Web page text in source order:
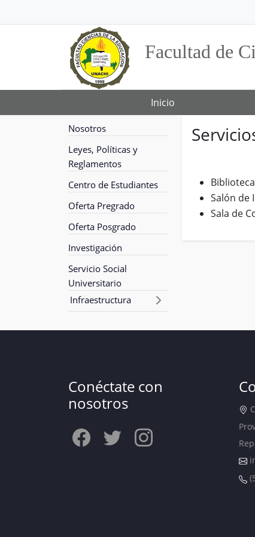
Facultad de
Inicio
Nosotros
Leyes, Políticas y
Reglamentos
Centro de Estudiantes
Oferta Pregrado
Oferta Posgrado
Investigación
Servicio Social
Universitario
Infraestructura
Salón de
Sala de
Conéctate con
nosotros